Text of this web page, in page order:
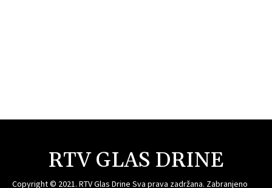
RTV GLAS DRINE
Copyright © 2021. RTV Glas Drine Sva prava zadržana. Zabranjeno